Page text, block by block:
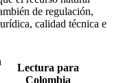
de regulación,
calidad técnica e
Lectura para
Colombia